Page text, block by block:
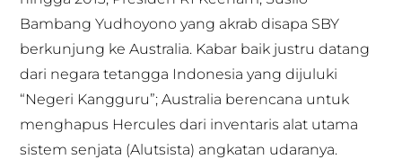
Bambang Yudhoyono yang akrab disapa SBY
berkunjung ke Australia. Kabar baik justru datang
dari negara tetangga Indonesia yang dijuluki
“Negeri Kangguru”; Australia berencana untuk
menghapus Hercules dari inventaris alat utama
sistem senjata (Alutsista) angkatan udaranya.